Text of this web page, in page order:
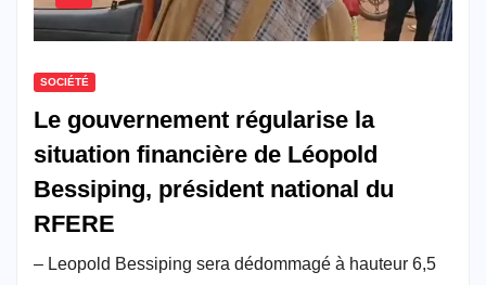
SOCIÉTÉ
Le gouvernement régularise la
situation financière de Léopold
Bessiping, président national du
RFERE
– Leopold Bessiping sera dédommagé à hauteur 6,5